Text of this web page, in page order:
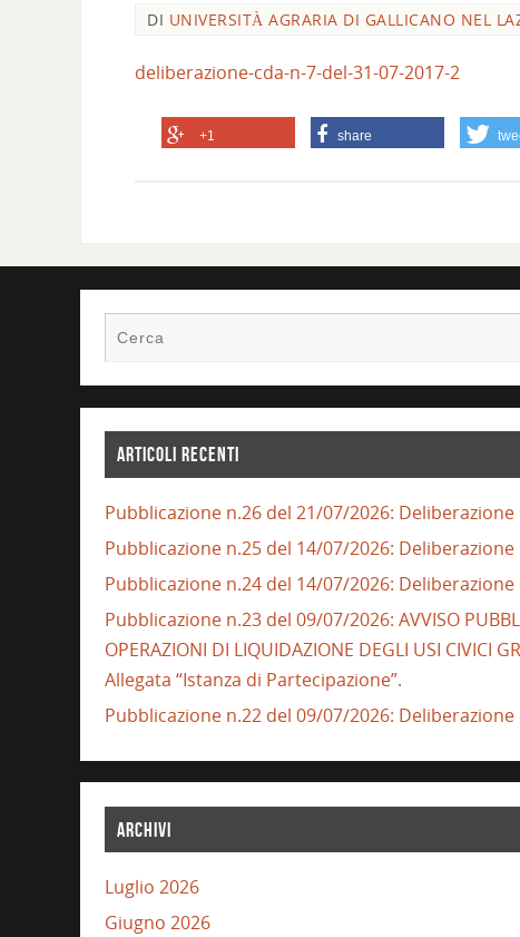
DI UNIVERSITÀ AGRARIA DI GALLICANO NEL
deliberazione-cda-n-7-del-31-07-2017-2
+1 share
ARTICOLI RECENTI
Pubblicazione n.26 del 21/07/2026:
Pubblicazione n.25 del 14/07/2026:
Pubblicazione n.24 del 14/07/2026:
Pubblicazione n.23 del 09/07/2026: AVVISO
OPERAZIONI DI LIQUIDAZIONE DEGLI USI CIVICI
Allegata “Istanza di Partecipazione”.
Pubblicazione n.22 del 09/07/2026:
ARCHIVI
Luglio 2026
Giugno 2026